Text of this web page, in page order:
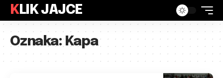
KLIK JAJCE
Oznaka:Kapa